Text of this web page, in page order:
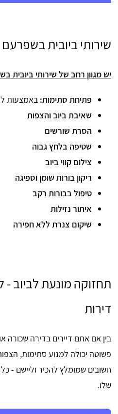
שירותי ביובית בשפרעם
יש מגוון רחב של שירותי ביובית
פתיחת סתימות: באמצעות
שאיבת ביוב והצפות
הסרת שורשים
שטיפה בלחץ גבוה
צילום קווי ביוב
ריקון בורות שומן וספיגה
טיפול בבורות רקב
איתור נזילות
שיקום צנרת ללא חפירה
תחזוקה מונעת לביוב -
דירות
בין אם אתם דיירים בדירה שכורה
פשוטה יכולה למנוע סתימות,
חשובים שמומלץ להכיר וליישם -
שלו.